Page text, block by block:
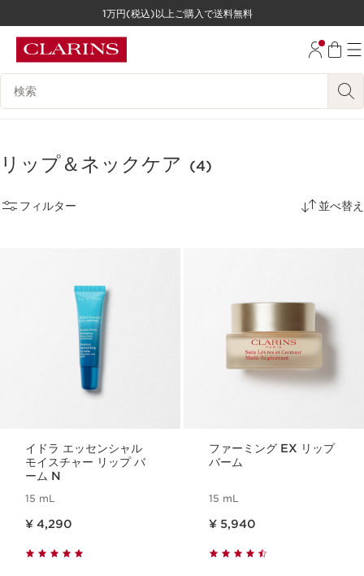
コンテンツへ移動
1万円(税込)以上ご購入で送料無料
検索候補
リップ＆ネックケア (4)
フィルター 並べ替え
イドラ エッセンシャル
モイスチャー リップ バ
ーム N
15 mL
¥ 4,290
ファーミング EX リップ
バーム
15 mL
¥ 5,940